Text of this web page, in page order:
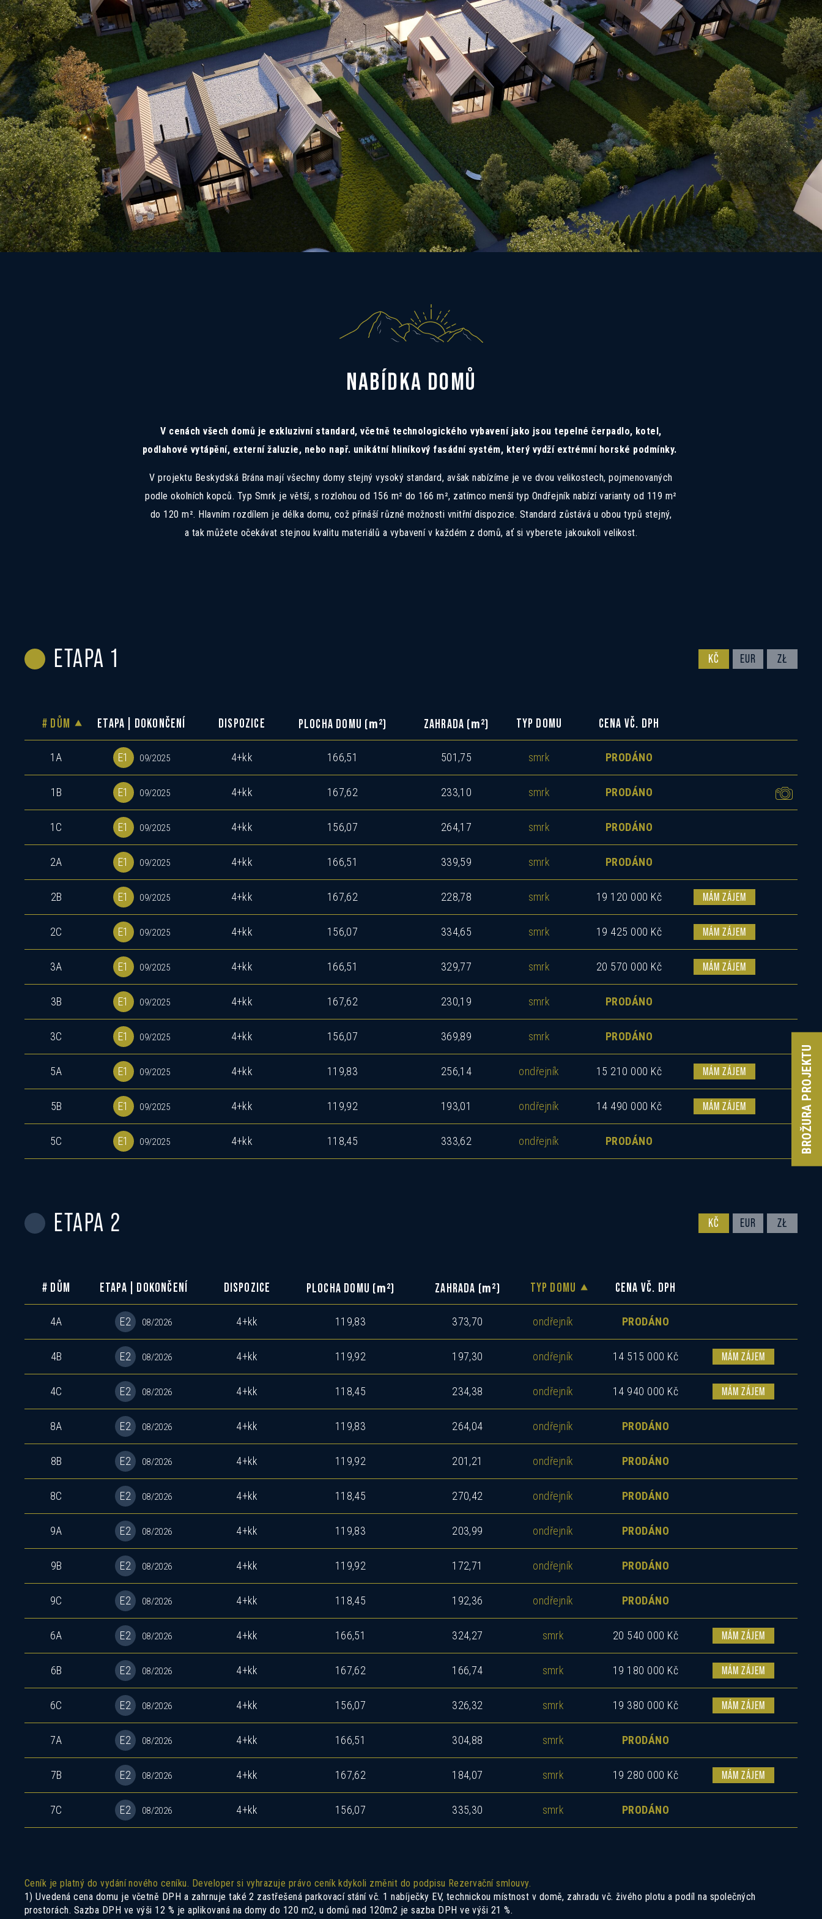
NABÍDKA DOMŮ
V cenách všech domů je exkluzivní standard, včetně technologického vybavení jako jsou tepelné čerpadlo, kotel,
podlahové vytápění, externí žaluzie, nebo např. unikátní hliníkový fasádní systém, který vydží extrémní horské podmínky.
V projektu Beskydská Brána mají všechny domy stejný vysoký standard, avšak nabízíme je ve dvou velikostech, pojmenovaných
podle okolních kopců. Typ Smrk je větší, s rozlohou od 156 m² do 166 m², zatímco menší typ Ondřejník nabízí varianty od 119 m²
do 120 m². Hlavním rozdílem je délka domu, což přináší různé možnosti vnitřní dispozice. Standard zůstává u obou typů stejný,
a tak můžete očekávat stejnou kvalitu materiálů a vybavení v každém z domů, ať si vyberete jakoukoli velikost.
ETAPA 1 KČ EUR ZŁ
# DŮM ETAPA | DOKONČENÍ DISPOZICE PLOCHA DOMU ( m 2) ZAHRADA ( m 2) TYP DOMU CENA VČ. DPH
1A E1 09/2025 4+kk 166,51 501,75 smrk PRODÁNO
1B E1 09/2025 4+kk 167,62 233,10 smrk PRODÁNO
1C E1 09/2025 4+kk 156,07 264,17 smrk PRODÁNO
2A E1 09/2025 4+kk 166,51 339,59 smrk PRODÁNO
2B E1 09/2025 4+kk 167,62 228,78 smrk 19 120 000 Kč MÁM ZÁJEM
2C E1 09/2025 4+kk 156,07 334,65 smrk 19 425 000 Kč MÁM ZÁJEM
3A E1 09/2025 4+kk 166,51 329,77 smrk 20 570 000 Kč MÁM ZÁJEM
3B E1 09/2025 4+kk 167,62 230,19 smrk PRODÁNO
3C E1 09/2025 4+kk 156,07 369,89 smrk PRODÁNO
5A E1 09/2025 4+kk 119,83 256,14 ondřejník 15 210 000 Kč MÁM ZÁJEM
5B E1 09/2025 4+kk 119,92 193,01 ondřejník 14 490 000 Kč MÁM ZÁJEM
5C E1 09/2025 4+kk 118,45 333,62 ondřejník PRODÁNO
ETAPA 2 KČ EUR ZŁ
# DŮM ETAPA | DOKONČENÍ DISPOZICE PLOCHA DOMU ( m 2) ZAHRADA (m 2 ) TYP DOMU CENA VČ. DPH
4A E2 08/2026 4+kk 119,83 373,70 ondřejník PRODÁNO
4B E2 08/2026 4+kk 119,92 197,30 ondřejník 14 515 000 Kč MÁM ZÁJEM
4C E2 08/2026 4+kk 118,45 234,38 ondřejník 14 940 000 Kč MÁM ZÁJEM
8A E2 08/2026 4+kk 119,83 264,04 ondřejník PRODÁNO
8B E2 08/2026 4+kk 119,92 201,21 ondřejník PRODÁNO
8C E2 08/2026 4+kk 118,45 270,42 ondřejník PRODÁNO
9A E2 08/2026 4+kk 119,83 203,99 ondřejník PRODÁNO
9B E2 08/2026 4+kk 119,92 172,71 ondřejník PRODÁNO
9C E2 08/2026 4+kk 118,45 192,36 ondřejník PRODÁNO
6A E2 08/2026 4+kk 166,51 324,27 smrk 20 540 000 Kč MÁM ZÁJEM
6B E2 08/2026 4+kk 167,62 166,74 smrk 19 180 000 Kč MÁM ZÁJEM
6C E2 08/2026 4+kk 156,07 326,32 smrk 19 380 000 Kč MÁM ZÁJEM
7A E2 08/2026 4+kk 166,51 304,88 smrk PRODÁNO
7B E2 08/2026 4+kk 167,62 184,07 smrk 19 280 000 Kč MÁM ZÁJEM
7C E2 08/2026 4+kk 156,07 335,30 smrk PRODÁNO
Ceník je platný do vydání nového ceníku. Developer si vyhrazuje právo ceník kdykoli změnit do podpisu Rezervační smlouvy.
1) Uvedená cena domu je včetně DPH a zahrnuje také 2 zastřešená parkovací stání vč. 1 nabíječky EV, technickou místnost v domě, zahradu vč. živého plotu a podíl na společných
prostorách. Sazba DPH ve výši 12 % je aplikovaná na domy do 120 m2, u domů nad 120m2 je sazba DPH ve výši 21 %.
BROŽURA PROJEKTU
Pokud Vás zajímá tento dům, ozvěte se nám a rádi Vás
Mám zájem o dotovanou hypotéku 2,89%
Preferovaný jazyk